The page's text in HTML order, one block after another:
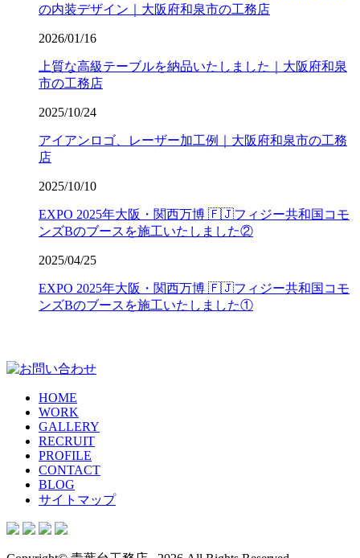
の内装デザイン｜大阪府和泉市の工務店
2026/01/16
上質な高級テーブルを納品いたしました｜大阪府和泉
市の工務店
2025/10/24
アイアンロゴ、レーザー加工例｜大阪府和泉市の工務
店
2025/10/10
EXPO 2025年大阪・関西万博 🇫🇯フィジー共和国コモ
ンズBのブースを施工いたしました②
2025/04/25
EXPO 2025年大阪・関西万博 🇫🇯フィジー共和国コモ
ンズBのブースを施工いたしました①
HOME
WORK
GALLERY
RECRUIT
PROFILE
CONTACT
BLOG
サイトマップ